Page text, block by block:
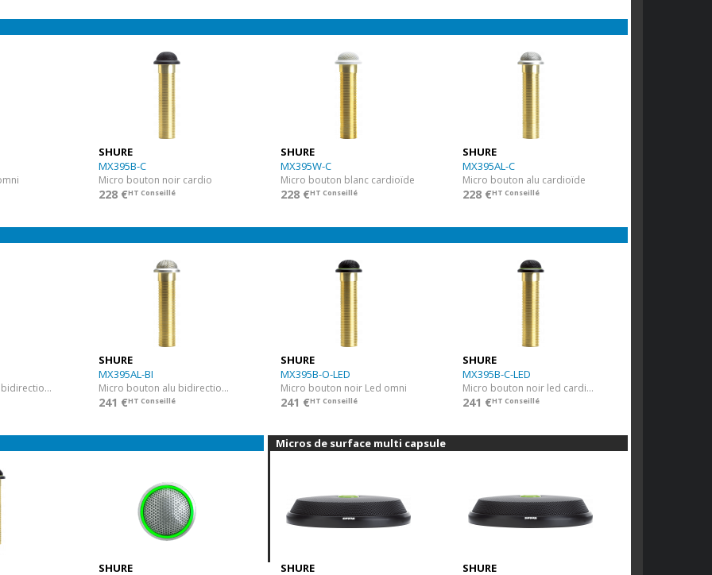
SHURE
MX395B-C
Micro bouton noir cardio
228 €HT Conseillé
SHURE
MX395W-C
Micro bouton blanc cardioïde
228 €HT Conseillé
SHURE
MX395AL-C
Micro bouton alu cardioïde
228 €HT Conseillé
Micro bouton noir bidirectionnel
SHURE
MX395AL-BI
Micro bouton alu bidirectionnel
241 €HT Conseillé
SHURE
MX395B-O-LED
Micro bouton noir Led omni
241 €HT Conseillé
SHURE
MX395B-C-LED
Micro bouton noir led cardioïde
241 €HT Conseillé
SHURE
Micros de surface multi capsules
SHURE
SHURE